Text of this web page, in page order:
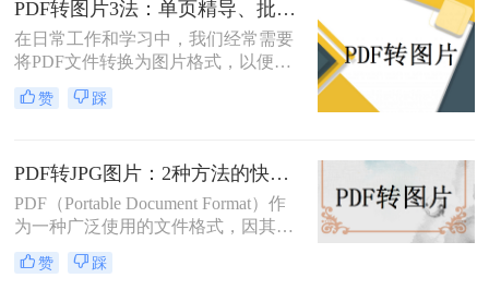
PDF转图片3法：单页精导、批量快导、截图应急各取所需！
在日常工作和学习中，我们经常需要
将PDF文件转换为图片格式，以便进
行分享、打印或进一步的图像处理。
那么怎么把pdf转图片呢？本文将介绍
据实际需求选择合适的方法进行转
换。
赞 踩
PDF转JPG图片：2种方法的快捷操作和格式选择要点！
PDF（Portable Document Format）作
为一种广泛使用的文件格式，因其跨
平台、不易被篡改的特性而备受青
睐。然而，在某些情况下，我们可能
赞 踩